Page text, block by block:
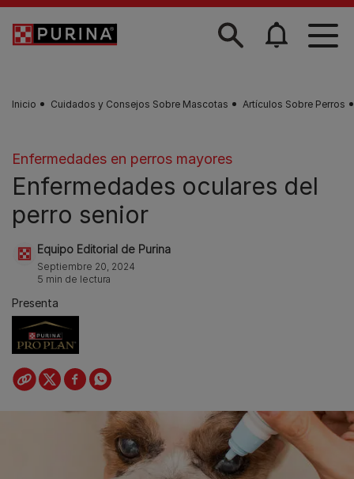
Skip to main content
Inicio Cuidados y Consejos Sobre Mascotas Artículos Sobre Perros
Enfermedades en perros mayores
Enfermedades oculares del
perro senior
Equipo Editorial de Purina
Septiembre 20, 2024
5 min de lectura
Presenta